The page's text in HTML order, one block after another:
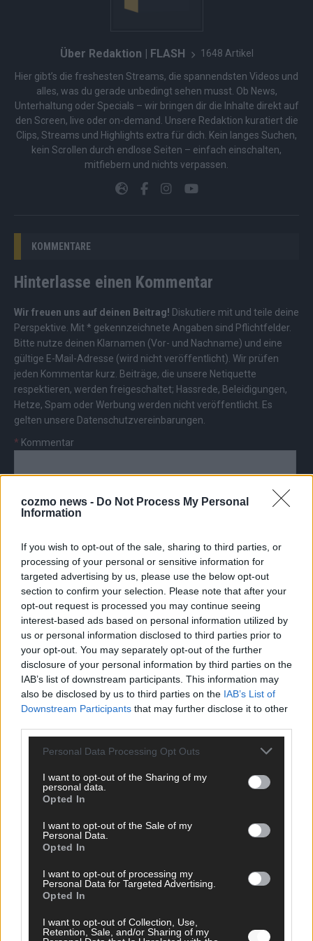
cozmo news - Do Not Process My Personal
Information
If you wish to opt-out of the sale, sharing to third parties, or
processing of your personal or sensitive information for
targeted advertising by us, please use the below opt-out
section to confirm your selection. Please note that after your
opt-out request is processed you may continue seeing
interest-based ads based on personal information utilized by
us or personal information disclosed to third parties prior to
your opt-out. You may separately opt-out of the further
disclosure of your personal information by third parties on the
IAB’s list of downstream participants. This information may
also be disclosed by us to third parties on the IAB’s List of
Downstream Participants that may further disclose it to other
Personal Data Processing Opt Outs
I want to opt-out of the Sharing of my
personal data.
Opted In
I want to opt-out of the Sale of my
Personal Data.
Opted In
I want to opt-out of processing my
Personal Data for Targeted Advertising.
Opted In
I want to opt-out of Collection, Use,
Retention, Sale, and/or Sharing of my
Über Redaktion | FLASH 1648 Artikel
Hier gibt’s die freshesten Streams, die spannendsten Videos und
alles, was du gerade unbedingt sehen musst. Ob News,
Unterhaltung oder Specials – wir bringen dir die Inhalte direkt auf
den Screen, live oder on-demand. Unsere Redaktion kuratiert die
Clips, Streams und Highlights extra für dich. Kein langes Suchen,
kein Scrollen durch endlose Seiten – einfach einschalten,
mitfiebern und nichts verpassen.
KOMMENTARE
Hinterlasse einen Kommentar
Wir freuen uns auf deinen Beitrag! Diskutiere mit und teile deine
Perspektive. Mit * gekennzeichnete Angaben sind Pflichtfelder.
Bitte nutze deinen Klarnamen (Vor- und Nachname) und eine
gültige E-Mail-Adresse (wird nicht veröffentlicht). Wir prüfen
jeden Kommentar kurz. Beiträge, die unsere Netiquette
respektieren, werden freigeschaltet; Hassrede, Beleidigungen,
Hetze, Spam oder Werbung werden nicht veröffentlicht. Es
gelten unsere Datenschutzvereinbarungen
* Kommentar
Vor- und Nachname
E-Mail
AD
FOLGE UNS BEI FACEBOOK
MEDIATHEK
Germany’s Next Topmodel: Emotionale Offenbarung:
Keanu berührt mit seiner persönlichen Geschichte!
„Hamnet“: Erster Trailer zum Historiendrama mit
Paul Mescal